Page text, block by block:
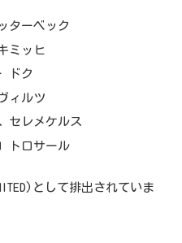
ターベック
ミッヒ
ドク
ィルツ
セレメケルス
トロサール
として排出されていま